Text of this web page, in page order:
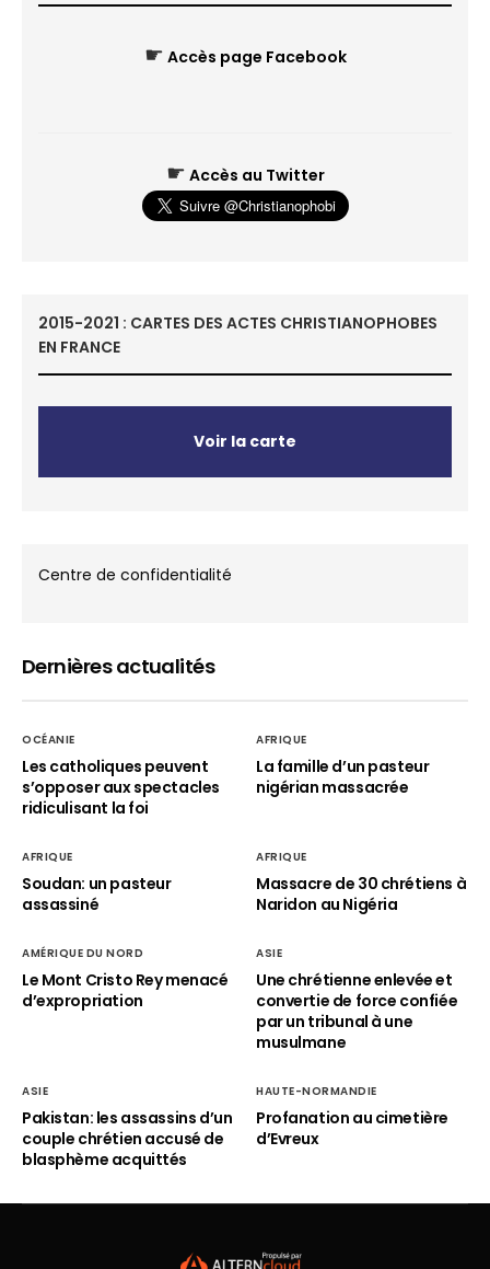
☛ Accès page Facebook
☛ Accès au Twitter
2015-2021 : CARTES DES ACTES CHRISTIANOPHOBES
EN FRANCE
Voir la carte
Centre de confidentialité
Dernières actualités
OCÉANIE
Les catholiques peuvent
s’opposer aux spectacles
ridiculisant la foi
AFRIQUE
La famille d’un pasteur
nigérian massacrée
AFRIQUE
Soudan: un pasteur
assassiné
AFRIQUE
Massacre de 30 chrétiens à
Naridon au Nigéria
AMÉRIQUE DU NORD
Le Mont Cristo Rey menacé
d’expropriation
ASIE
Une chrétienne enlevée et
convertie de force confiée
par un tribunal à une
musulmane
ASIE
Pakistan: les assassins d’un
couple chrétien accusé de
blasphème acquittés
HAUTE-NORMANDIE
Profanation au cimetière
d’Evreux